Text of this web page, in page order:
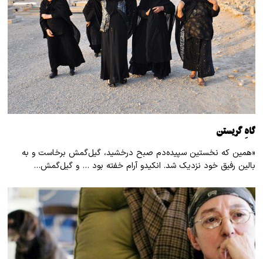
گاهِ گریستن
«همین که نخستین سپیده‌دم صبح درخشید، گیل‌گمش برخاست و به
بالین رفیق خود نزدیک شد. انکیدو آرام خفته بود … و گیل‌گمش…